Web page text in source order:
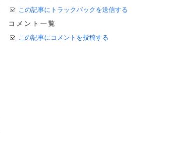
この記事にトラックバックを送信する
コメント一覧
この記事にコメントを投稿する